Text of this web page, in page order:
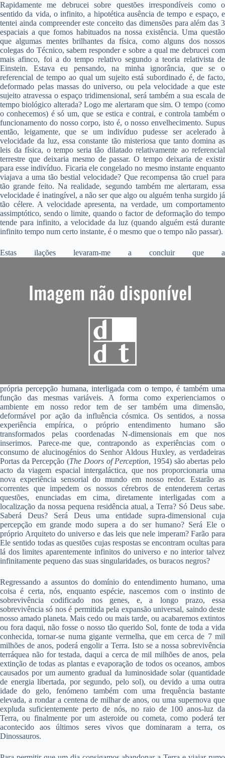
Rapidamente me debrucei sobre questões irrespondíveis como o
sentido da vida, o infinito, a hipotética ausência de tempo e espaço, e
tentei ainda compreender este conceito das dimensões para além das 3
espaciais a que fomos habituados na nossa existência. Uma questão
que algumas mentes brilhantes da física, como alguns dos nossos
colegas do Técnico, sabem responder e sobre a qual me debrucei com
mais afinco, foi a do tempo relativo segundo a teoria relativista de
Einstein. Estava eu pensando, na minha ignorância, que se o
referencial de tempo ao qual um sujeito está subordinado é, de facto,
deformado pelas massas do universo, ou pela velocidade a que este
sujeito atravessa o espaço tridimensional, será também a sua escala de
tempo biológico alterada? Logo me alertaram que sim. O tempo (como
o conhecemos) é só um, que se estica e contrai, e controla também o
funcionamento do nosso corpo, isto é, o nosso envelhecimento. Supus
então, leigamente, que se um indivíduo pudesse ser acelerado à
velocidade da luz, essa constante tão misteriosa que tanto domina as
leis da física, o tempo seria tão dilatado relativamente ao referencial
terrestre que deixaria mesmo de passar. O tempo deixaria de existir
para esse indivíduo. Ficaria ele congelado no mesmo instante enquanto
viajava a uma tão bestial velocidade? Que recompensa tão cruel para
tão grande feito. Na realidade, segundo também me alertaram, essa
velocidade é inatingível, a não ser que algo ou alguém tenha surgido já
tão célere. A velocidade apresenta, na verdade, um comportamento
assimptótico, sendo o limite, quando o factor de deformação do tempo
tende para infinito, a velocidade da luz (quando alguém está durante
infinito tempo num certo instante, é o mesmo que o tempo não passar).
Estas ilações levaram-me a concluir que a
própria percepção humana, interligada com o tempo, é também uma
função das mesmas variáveis. A forma como experienciamos o
ambiente em nosso redor tem de ser também uma dimensão,
deformável por ação da influência cósmica. Os sentidos, a nossa
experiência empírica, o próprio entendimento humano são
transformados pelas coordenadas N-dimensionais em que nos
inserimos. Parece-me que, contrapondo as experiências com o
consumo de alucinogénios do Senhor Aldous Huxley, as verdadeiras
Portas da Percepção (The Doors of Perception, 1954) são abertas pelo
acto da viagem espacial intergaláctica, que nos proporcionaria uma
nova experiência sensorial do mundo em nosso redor. Estarão as
correntes que impedem os nossos cérebros de entenderem certas
questões, enunciadas em cima, diretamente interligadas com a
localização da nossa pequena residência atual, a Terra? Só Deus sabe.
Saberá Deus? Será Deus uma entidade supra-dimensional cuja
percepção em grande modo supera a do ser humano? Será Ele o
próprio Arquiteto do universo e das leis que nele imperam? Farão para
Ele sentido todas as questões cujas respostas se encontram ocultas para
lá dos limites aparentemente infinitos do universo e no interior talvez
infinitamente pequeno das suas singularidades, os buracos negros?
Regressando a assuntos do domínio do entendimento humano, uma
coisa é certa, nós, enquanto espécie, nascemos com o instinto de
sobrevivência codificado nos genes, e, a longo prazo, essa
sobrevivência só nos é permitida pela expansão universal, saindo deste
nosso amado planeta. Mais cedo ou mais tarde, ou acabaremos extintos
ou fora daqui, não fosse o nosso tão querido Sol, fonte de toda a vida
conhecida, tornar-se numa gigante vermelha, que em cerca de 7 mil
milhões de anos, poderá engolir a Terra. Isto se a nossa sobrevivência
terráquea não for testada, daqui a cerca de mil milhões de anos, pela
extinção de todas as plantas e evaporação de todos os oceanos, ambos
causados por um aumento gradual da luminosidade solar (quantidade
de energia libertada, por segundo, pelo sol), ou devido a uma outra
idade do gelo, fenómeno também com uma frequência bastante
elevada, a rondar a centena de milhar de anos, ou uma supernova que
expluda suficientemente perto de nós, no raio de 100 anos-luz da
Terra, ou finalmente por um asteroide ou cometa, como poderá ter
acontecido aos últimos seres vivos que dominaram a terra, os
Dinossauros.